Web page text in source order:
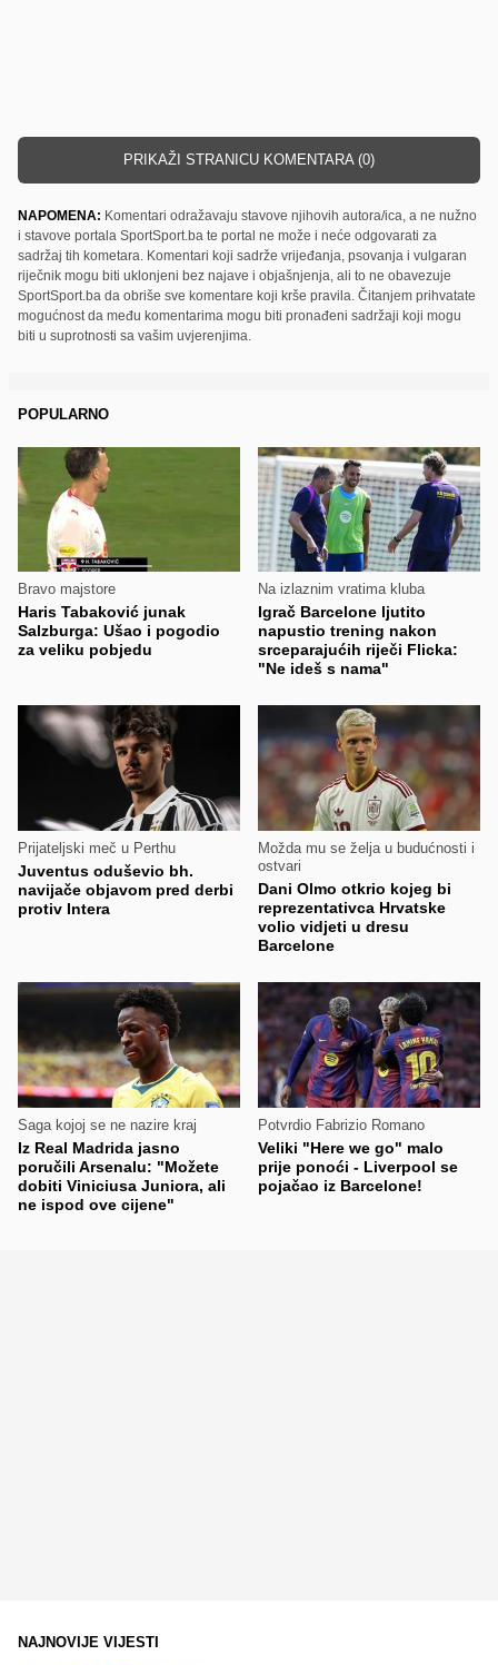
PRIKAŽI STRANICU KOMENTARA (0)
NAPOMENA: Komentari odražavaju stavove njihovih autora/ica, a ne nužno
i stavove portala SportSport.ba te portal ne može i neće odgovarati za
sadržaj tih kometara. Komentari koji sadrže vrijeđanja, psovanja i vulgaran
riječnik mogu biti uklonjeni bez najave i objašnjenja, ali to ne obavezuje
SportSport.ba da obriše sve komentare koji krše pravila. Čitanjem prihvatate
mogućnost da među komentarima mogu biti pronađeni sadržaji koji mogu
biti u suprotnosti sa vašim uvjerenjima.
POPULARNO
Bravo majstore
Haris Tabaković junak
Salzburga: Ušao i pogodio
za veliku pobjedu
Na izlaznim vratima kluba
Igrač Barcelone ljutito
napustio trening nakon
srceparajućih riječi Flicka:
"Ne ideš s nama"
Prijateljski meč u Perthu
Juventus oduševio bh.
navijače objavom pred derbi
protiv Intera
Možda mu se želja u budućnosti i
ostvari
Dani Olmo otkrio kojeg bi
reprezentativca Hrvatske
volio vidjeti u dresu
Barcelone
Saga kojoj se ne nazire kraj
Iz Real Madrida jasno
poručili Arsenalu: "Možete
dobiti Viniciusa Juniora, ali
ne ispod ove cijene"
Potvrdio Fabrizio Romano
Veliki "Here we go" malo
prije ponoći - Liverpool se
pojačao iz Barcelone!
NAJNOVIJE VIJESTI